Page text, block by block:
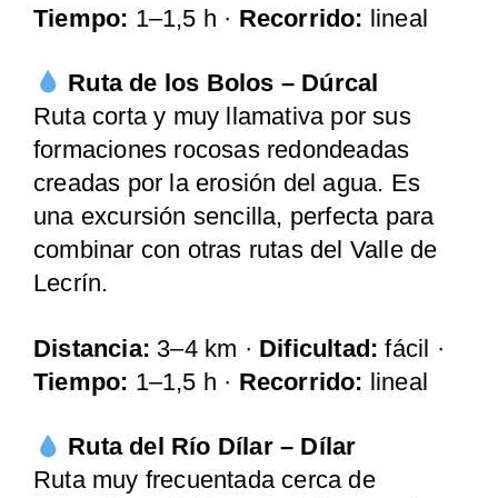
Tiempo: 1–1,5 h · Recorrido: lineal
Ruta de los Bolos – Dúrcal
Ruta corta y muy llamativa por sus
formaciones rocosas redondeadas
creadas por la erosión del agua. Es
una excursión sencilla, perfecta para
combinar con otras rutas del Valle de
Lecrín.
Distancia: 3–4 km · Dificultad: fácil ·
Tiempo: 1–1,5 h · Recorrido: lineal
Ruta del Río Dílar – Dílar
Ruta muy frecuentada cerca de